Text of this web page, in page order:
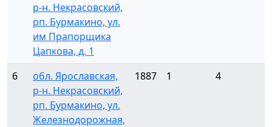
р-н. Некрасовский,
рп. Бурмакино, ул.
им Прапорщика
Цапкова, д. 1
6
обл. Ярославская,
р-н. Некрасовский,
рп. Бурмакино, ул.
Железнодорожная,
1887 1 4